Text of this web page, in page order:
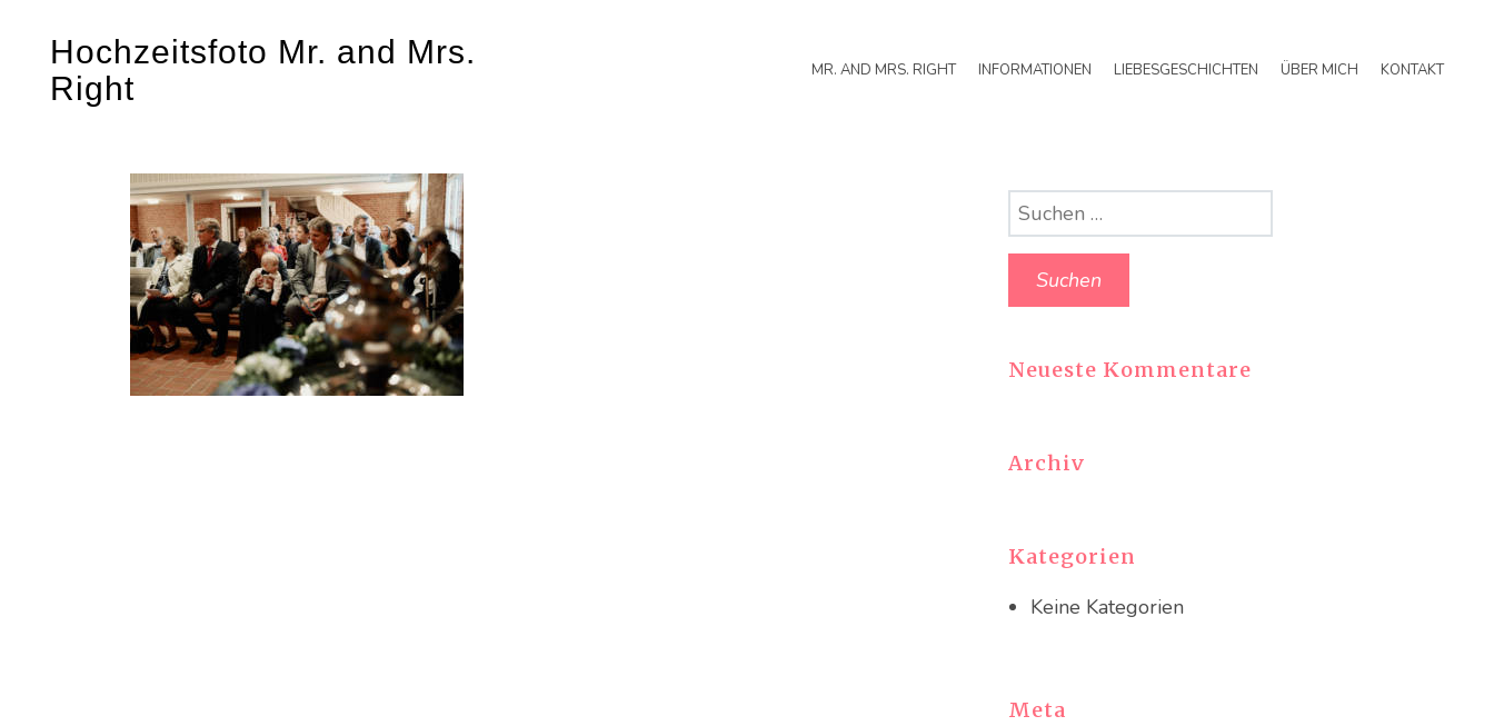
content
Hochzeitsfoto Mr. and Mrs.
Right
MR. AND MRS. RIGHT INFORMATIONEN LIEBESGESCHICHTEN ÜBER MICH KONTAKT
Suchen
nach:
Neueste Kommentare
Archiv
Kategorien
Keine Kategorien
Meta